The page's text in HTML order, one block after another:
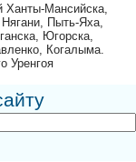
Мансийска,
Пыть-Яха,
Югорска,
Когалыма.
Уренгоя